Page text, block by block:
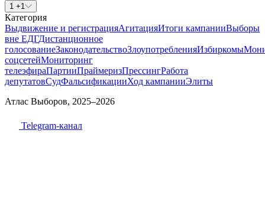
1 +1
Категория
Выдвижение и регистрацияАгитацияИтоги кампанииВыборы
вне ЕДГДистанционное
голосованиеЗаконодательствоЗлоупотребленияИзбиркомы
соцсетейМониторинг
телеэфираПартииПраймеризПрессингРабота
депутатовСудФальсификацииХод кампанииЭлиты
Атлас Выборов, 2025–2026
Telegram-канал